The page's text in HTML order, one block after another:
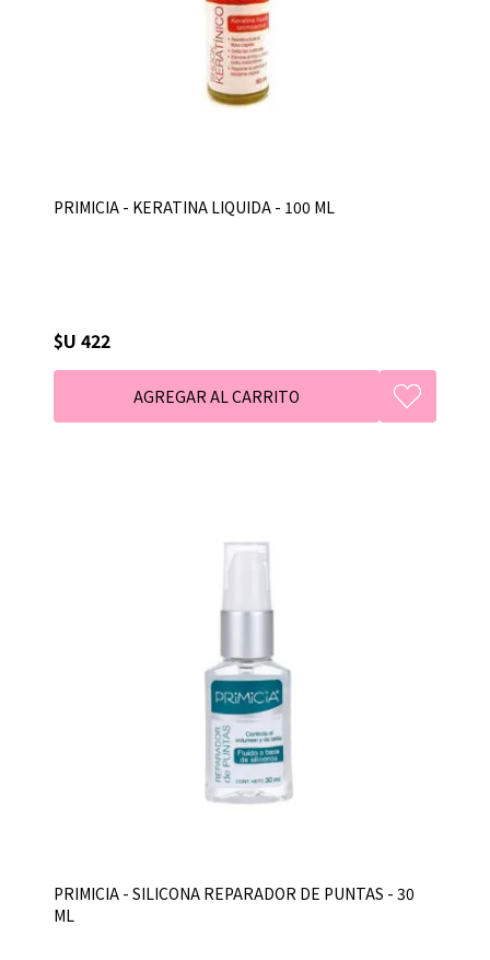
PRIMICIA - KERATINA LIQUIDA - 100 ML
$U 422
PRIMICIA - SILICONA REPARADOR DE PUNTAS - 30
ML